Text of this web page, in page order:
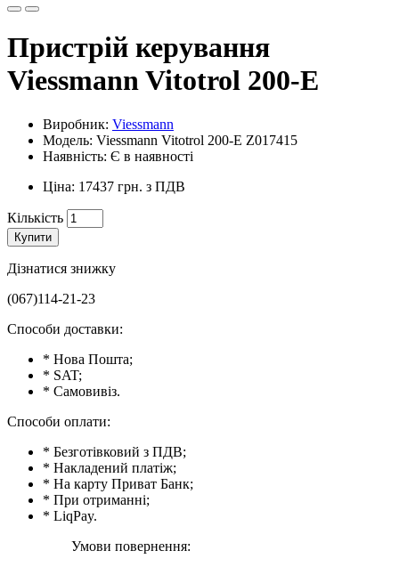
Пристрій керування
Viessmann Vitotrol 200-E
Виробник: Viessmann
Модель: Viessmann Vitotrol 200-E Z017415
Наявність: Є в наявності
Ціна: 17437 грн. з ПДВ
Кількість
Купити
Дізнатися знижку
(067)114-21-23
Способи доставки:
* Нова Пошта;
* SAT;
* Самовивіз.
Способи оплати:
* Безготівковий з ПДВ;
* Накладений платіж;
* На карту Приват Банк;
* При отриманні;
* LiqPay.
Умови повернення: